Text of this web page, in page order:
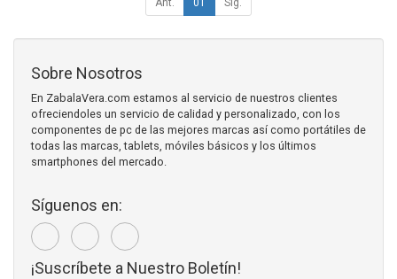
Ant. 01 Sig.
Sobre Nosotros
En ZabalaVera.com estamos al servicio de nuestros clientes
ofreciendoles un servicio de calidad y personalizado, con los
componentes de pc de las mejores marcas así como portátiles de
todas las marcas, tablets, móviles básicos y los últimos
smartphones del mercado.
Síguenos en:
¡Suscríbete a Nuestro Boletín!